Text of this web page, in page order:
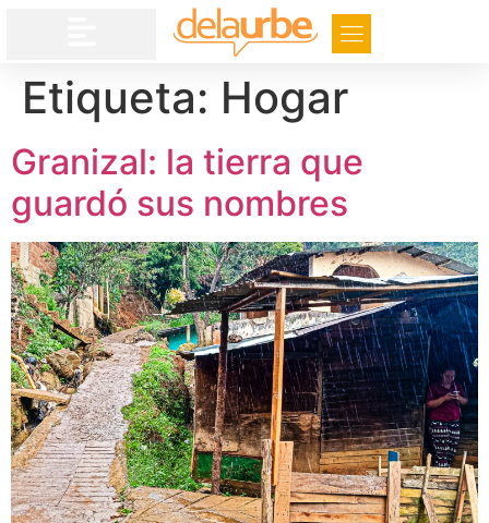
Etiqueta: Hogar
Granizal: la tierra que
guardó sus nombres